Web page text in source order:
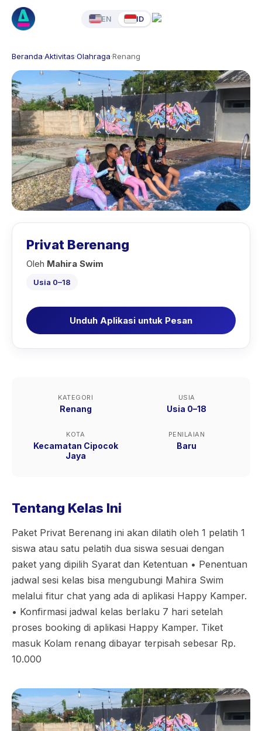
EN ID
Beranda·Aktivitas·Olahraga·Renang
Privat Berenang
Oleh Mahira Swim
Usia 0–18
Unduh Aplikasi untuk Pesan
KATEGORI
Renang
USIA
Usia 0–18
KOTA
Kecamatan Cipocok
Jaya
PENILAIAN
Baru
Tentang Kelas Ini
Paket Privat Berenang ini akan dilatih oleh 1 pelatih 1
siswa atau satu pelatih dua siswa sesuai dengan
paket yang dipilih Syarat dan Ketentuan •⁠ ⁠Penentuan
jadwal sesi kelas bisa mengubungi Mahira Swim
melalui fitur chat yang ada di aplikasi Happy Kamper.
•⁠ ⁠Konfirmasi jadwal kelas berlaku 7 hari setelah
proses booking di aplikasi Happy Kamper. Tiket
masuk Kolam renang dibayar terpisah sebesar Rp.
10.000